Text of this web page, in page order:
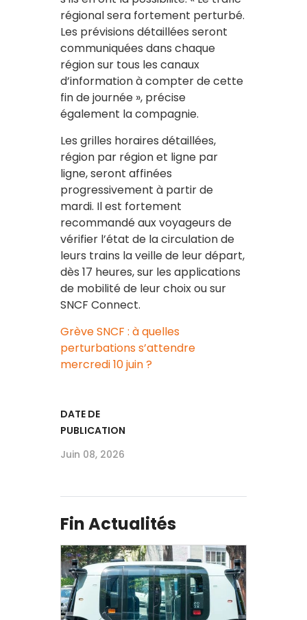
régional sera fortement perturbé.
Les prévisions détaillées seront
communiquées dans chaque
région sur tous les canaux
d’information à compter de cette
fin de journée », précise
également la compagnie.
Les grilles horaires détaillées,
région par région et ligne par
ligne, seront affinées
progressivement à partir de
mardi. Il est fortement
recommandé aux voyageurs de
vérifier l’état de la circulation de
leurs trains la veille de leur départ,
dès 17 heures, sur les applications
de mobilité de leur choix ou sur
SNCF Connect.
Grève SNCF : à quelles
perturbations s’attendre
mercredi 10 juin ?
DATE DE
PUBLICATION
Juin 08, 2026
Fin Actualités